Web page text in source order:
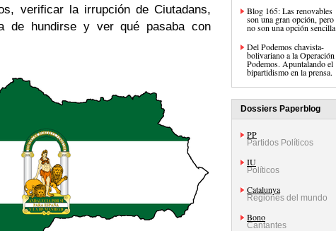
verificar la irrupción de Ciutadans,
de hundirse y ver qué pasaba con
Blog 165: Las renovables
son una gran opción, pero
no son una opción sencilla
Del Podemos chavista-
bolivariano a la Operación
Podemos. Apuntalando el
bipartidismo en la prensa.
Dossiers Paperblog
PP
Partidos Políticos
IU
Políticos
Catalunya
Regiones del mundo
Bono
Cantantes